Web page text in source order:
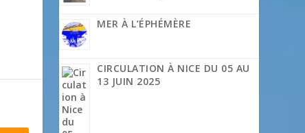
MER À L’ÉPHÉMÈRE
CIRCULATION À NICE DU 05 AU
13 JUIN 2025